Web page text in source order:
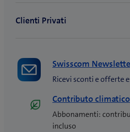
Swisscom
Ricevi sconti e offerte
Contributo climatico
Abbonamenti:
incluso